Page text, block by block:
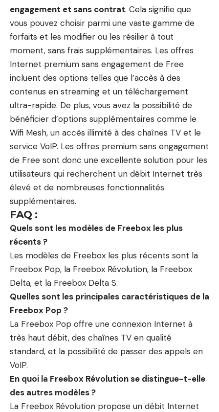
engagement et sans contrat. Cela signifie que
vous pouvez choisir parmi une vaste gamme de
forfaits et les modifier ou les résilier à tout
moment, sans frais supplémentaires. Les offres
Internet premium sans engagement de Free
incluent des options telles que l’accès à des
contenus en streaming et un téléchargement
ultra-rapide. De plus, vous avez la possibilité de
bénéficier d’options supplémentaires comme le
Wifi Mesh, un accès illimité à des chaînes TV et le
service VoIP. Les offres premium sans engagement
de Free sont donc une excellente solution pour les
utilisateurs qui recherchent un débit Internet très
élevé et de nombreuses fonctionnalités
supplémentaires.
FAQ :
Quels sont les modèles de Freebox les plus
récents ?
Les modèles de Freebox les plus récents sont la
Freebox Pop, la Freebox Révolution, la Freebox
Delta, et la Freebox Delta S.
Quelles sont les principales caractéristiques de la
Freebox Pop ?
La Freebox Pop offre une connexion Internet à
très haut débit, des chaînes TV en qualité
standard, et la possibilité de passer des appels en
VoIP.
En quoi la Freebox Révolution se distingue-t-elle
des autres modèles ?
La Freebox Révolution propose un débit Internet